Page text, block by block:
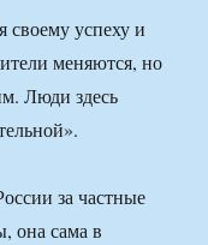
своему успеху и
меняются, но
Люди здесь
за частные
она сама в